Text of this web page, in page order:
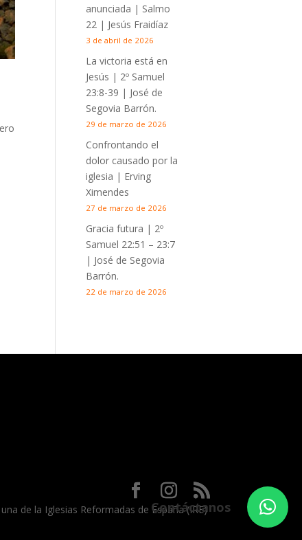
anunciada | Salmo
22 | Jesús Fraidíaz
3 de abril de 2026
La victoria está en
Jesús | 2º Samuel
23:8-39 | José de
Segovia Barrón.
29 de marzo de 2026
Confrontando el
dolor causado por la
iglesia | Erving
Ximendes
27 de marzo de 2026
Gracia futura | 2º
Samuel 22:51 – 23:7
| José de Segovia
Barrón.
22 de marzo de 2026
de la Iglesias Reformadas de España (IRE)
Contáctanos